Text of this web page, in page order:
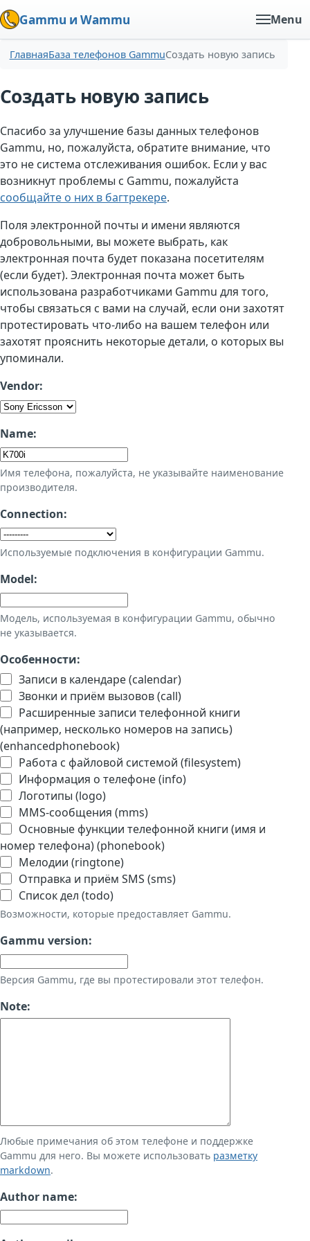
Gammu и Wammu Menu
ГлавнаяБаза телефонов GammuСоздать новую запись
Создать новую запись
Спасибо за улучшение базы данных телефонов
Gammu, но, пожалуйста, обратите внимание, что
это не система отслеживания ошибок. Если у вас
возникнут проблемы с Gammu, пожалуйста
сообщайте о них в багтрекере.
Поля электронной почты и имени являются
добровольными, вы можете выбрать, как
электронная почта будет показана посетителям
(если будет). Электронная почта может быть
использована разработчиками Gammu для того,
чтобы связаться с вами на случай, если они захотят
протестировать что-либо на вашем телефон или
захотят прояснить некоторые детали, о которых вы
упоминали.
Vendor:
Name:
Имя телефона, пожалуйста, не указывайте наименование
производителя.
Connection:
Используемые подключения в конфигурации Gammu.
Model:
Модель, используемая в конфигурации Gammu, обычно
не указывается.
Особенности:
Записи в календаре (calendar)
Звонки и приём вызовов (call)
Расширенные записи телефонной книги
(например, несколько номеров на запись)
(enhancedphonebook)
Работа с файловой системой (filesystem)
Информация о телефоне (info)
Логотипы (logo)
MMS-сообщения (mms)
Основные функции телефонной книги (имя и
номер телефона) (phonebook)
Мелодии (ringtone)
Отправка и приём SMS (sms)
Список дел (todo)
Возможности, которые предоставляет Gammu.
Gammu version:
Версия Gammu, где вы протестировали этот телефон.
Note:
Любые примечания об этом телефоне и поддержке
Gammu для него. Вы можете использовать разметку
markdown.
Author name: